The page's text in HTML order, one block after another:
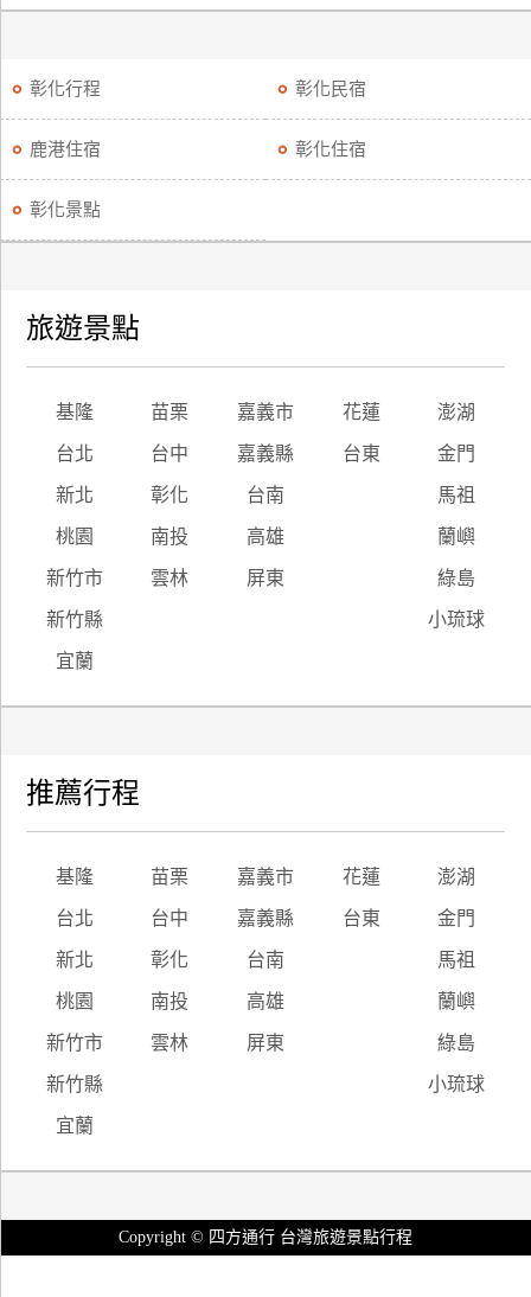
商
宣
彰化行程 彰化民宿
鹿港住宿 彰化住宿
彰化景點
旅遊景點
基隆 苗栗 嘉義市 花蓮 澎湖
台北 台中 嘉義縣 台東 金門
新北 彰化 台南 馬祖
桃園 南投 高雄 蘭嶼
新竹市 雲林 屏東 綠島
新竹縣 小琉球
宜蘭
推薦行程
基隆 苗栗 嘉義市 花蓮 澎湖
台北 台中 嘉義縣 台東 金門
新北 彰化 台南 馬祖
桃園 南投 高雄 蘭嶼
新竹市 雲林 屏東 綠島
新竹縣 小琉球
宜蘭
Copyright © 四方通行 台灣旅遊景點行程